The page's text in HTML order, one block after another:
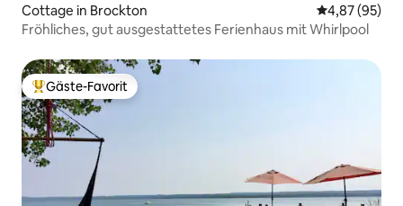
Cottage in Brockton
4,87 (95)
Fröhliches, gut ausgestattetes Ferienhaus mit Whirlpool
Beliebter Gäste-Favorit.
Gäste-Favorit